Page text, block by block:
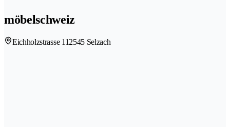
möbelschweiz
Eichholzstrasse 112545 Selzach